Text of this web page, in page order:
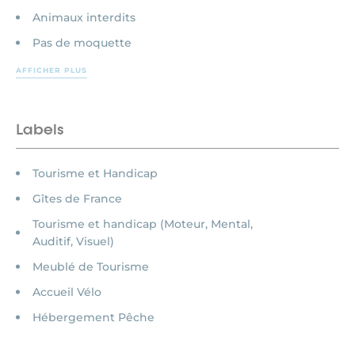
Animaux interdits
Pas de moquette
AFFICHER PLUS
Labels
Tourisme et Handicap
Gîtes de France
Tourisme et handicap (Moteur, Mental,
Auditif, Visuel)
Meublé de Tourisme
Accueil Vélo
Hébergement Pêche